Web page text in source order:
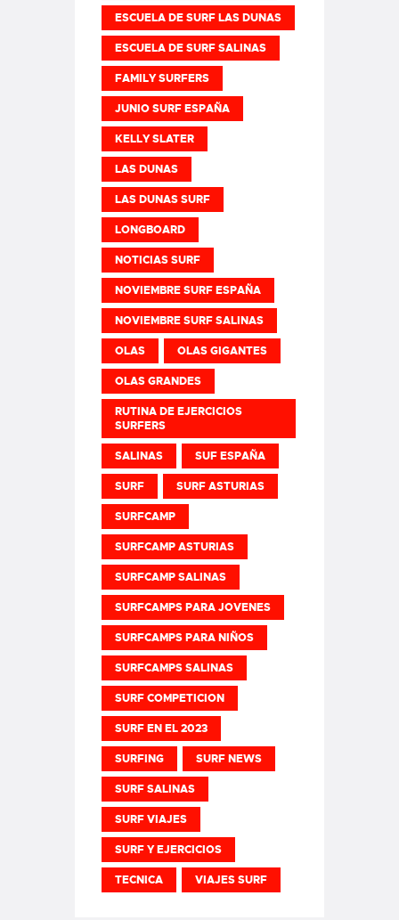
ESCUELA DE SURF LAS DUNAS
ESCUELA DE SURF SALINAS
FAMILY SURFERS
JUNIO SURF ESPAÑA
KELLY SLATER
LAS DUNAS
LAS DUNAS SURF
LONGBOARD
NOTICIAS SURF
NOVIEMBRE SURF ESPAÑA
NOVIEMBRE SURF SALINAS
OLAS OLAS GIGANTES
OLAS GRANDES
RUTINA DE EJERCICIOS
SURFERS
SALINAS SUF ESPAÑA
SURF SURF ASTURIAS
SURFCAMP
SURFCAMP ASTURIAS
SURFCAMP SALINAS
SURFCAMPS PARA JOVENES
SURFCAMPS PARA NIÑOS
SURFCAMPS SALINAS
SURF COMPETICION
SURF EN EL 2023
SURFING SURF NEWS
SURF SALINAS
SURF VIAJES
SURF Y EJERCICIOS
TECNICA VIAJES SURF